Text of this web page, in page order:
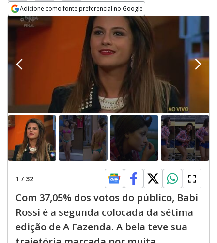
Adicione como fonte preferencial no Google
Opens in new window
1 / 32
Com 37,05% dos votos do público, Babi
Rossi é a segunda colocada da sétima
edição de A Fazenda. A bela teve sua